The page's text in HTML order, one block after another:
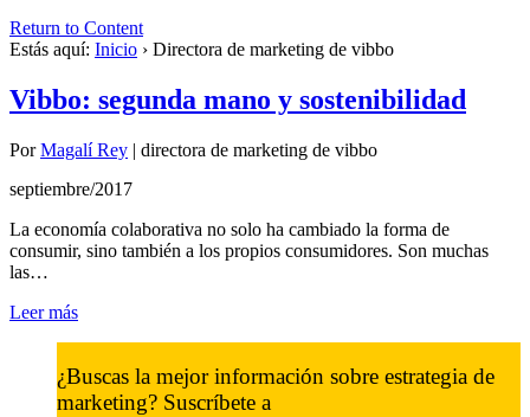
Return to Content
Estás aquí: Inicio › Directora de marketing de vibbo
Vibbo: segunda mano y sostenibilidad
PorMagalí Rey | directora de marketing de vibbo
septiembre/2017
La economía colaborativa no solo ha cambiado la forma de
consumir, sino también a los propios consumidores. Son muchas
las…
Leer más
¿Buscas la mejor información sobre estrategia de
marketing? Suscríbete a